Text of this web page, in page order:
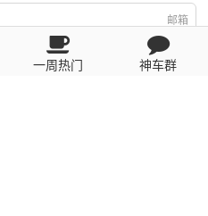
邮箱
一周热门 神车群